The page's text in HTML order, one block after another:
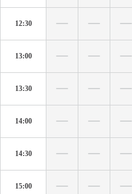
12:30
13:00
13:30
14:00
14:30
15:00